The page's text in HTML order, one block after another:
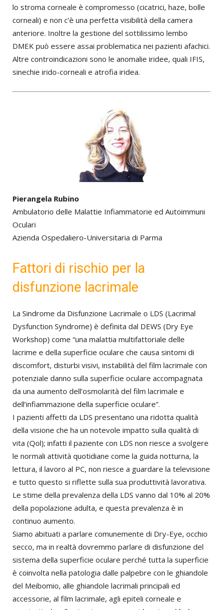
lo stroma corneale è compromesso (cicatrici, haze, bolle
corneali) e non c’è una perfetta visibilità della camera
anteriore. Inoltre la gestione del sottilissimo lembo
DMEK può essere assai problematica nei pazienti afachici.
Altre controindicazioni sono le anomalie iridee, quali IFIS,
sinechie irido-corneali e atrofia iridea.
Pierangela Rubino
Ambulatorio delle Malattie Infiammatorie ed Autoimmuni
Oculari
Azienda Ospedaliero-Universitaria di Parma
Fattori di rischio per la
disfunzione lacrimale
La Sindrome da Disfunzione Lacrimale o LDS (Lacrimal
Dysfunction Syndrome) è definita dal DEWS (Dry Eye
Workshop) come “una malattia multifattoriale delle
lacrime e della superficie oculare che causa sintomi di
discomfort, disturbi visivi, instabilità del film lacrimale con
potenziale danno sulla superficie oculare accompagnata
da una aumento dell’osmolarità del film lacrimale e
dell’infiammazione della superficie oculare”.
I pazienti affetti da LDS presentano una ridotta qualità
della visione che ha un notevole impatto sulla qualità di
vita (Qol); infatti il paziente con LDS non riesce a svolgere
le normali attività quotidiane come la guida notturna, la
lettura, il lavoro al PC, non riesce a guardare la televisione
e tutto questo si riflette sulla sua produttività lavorativa.
Le stime della prevalenza della LDS vanno dal 10% al 20%
della popolazione adulta, e questa prevalenza è in
continuo aumento.
Siamo abituati a parlare comunemente di Dry-Eye, occhio
secco, ma in realtà dovremmo parlare di disfunzione del
sistema della superficie oculare perché tutta la superficie
è coinvolta nella patologia dalle palpebre con le ghiandole
del Meibomio, alle ghiandole lacrimali principali ed
accessorie, al film lacrimale, agli epiteli corneale e